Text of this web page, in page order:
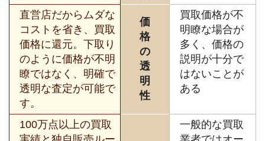
直営店だからムダな
コストを省き、買取
価格に還元。下取り
のように価格が不明
瞭ではなく、明確で
透明な査定が可能で
す。
価
格
の
透
明
性
買取価格が不
明瞭な場合が
多く、価格の
説明が十分で
はないことが
ある
100万点以上の買取
一般的な買取